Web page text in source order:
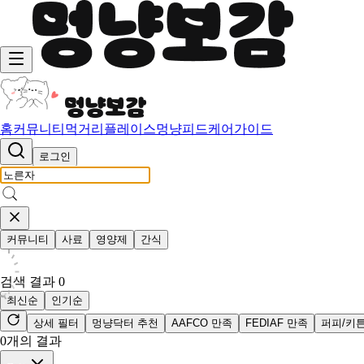
홈커뮤니티 먹거리 플레이스멍냥피드케어가이드
로그인
커뮤니티 사료 영양제 간식
검색 결과 0
최신순
인기순
상세 필터
멍냥닥터 추천 AAFCO 만족 FEDIAF 만족 퍼피/키
0개의 결과